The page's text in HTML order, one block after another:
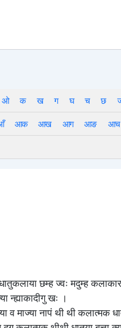
ओ क ख ग घ च छ
आक आख आग आङ आच
छम्ह ज्वः मदुम्ह
खः ।
व माज्या नापं थी थी कलात्मक